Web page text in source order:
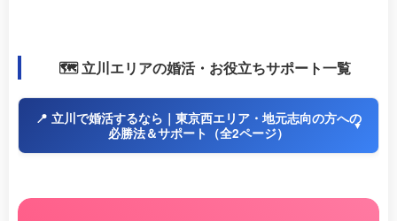
🗺️ 立川エリアの婚活・お役立ちサポート一覧
📍 立川で婚活するなら｜東京西エリア・地元志向の方への
必勝法＆サポート（全2ページ）